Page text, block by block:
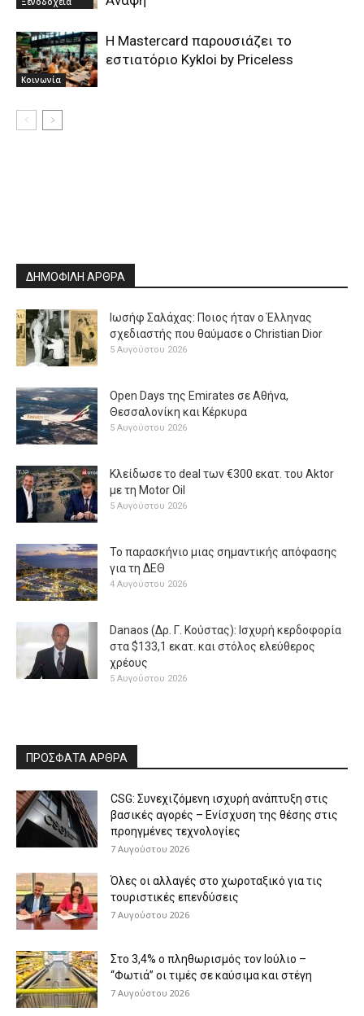
Κοινωνία
Η Mastercard παρουσιάζει το
εστιατόριο Kykloi by Priceless
ΔΗΜΟΦΙΛΗ ΑΡΘΡΑ
Ιωσήφ Σαλάχας: Ποιος ήταν ο Έλληνας
σχεδιαστής που θαύμασε ο Christian Dior
5 Αυγούστου 2026
Open Days της Emirates σε Αθήνα,
Θεσσαλονίκη και Κέρκυρα
5 Αυγούστου 2026
Κλείδωσε το deal των €300 εκατ. του Aktor
με τη Μotor Oil
5 Αυγούστου 2026
Το παρασκήνιο μιας σημαντικής απόφασης
για τη ΔΕΘ
4 Αυγούστου 2026
Danaos (Δρ. Γ. Κούστας): Ισχυρή κερδοφορία
στα $133,1 εκατ. και στόλος ελεύθερος
χρέους
5 Αυγούστου 2026
ΠΡΟΣΦΑΤΑ ΑΡΘΡΑ
CSG: Συνεχιζόμενη ισχυρή ανάπτυξη στις
βασικές αγορές – Ενίσχυση της θέσης στις
προηγμένες τεχνολογίες
7 Αυγούστου 2026
Όλες οι αλλαγές στο χωροταξικό για τις
τουριστικές επενδύσεις
7 Αυγούστου 2026
Στο 3,4% ο πληθωρισμός τον Ιούλιο –
“Φωτιά” οι τιμές σε καύσιμα και στέγη
7 Αυγούστου 2026